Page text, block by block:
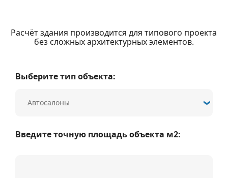
Расчёт здания производится для типового проекта
без сложных архитектурных элементов.
Выберите тип объекта:
Введите точную площадь объекта м2: